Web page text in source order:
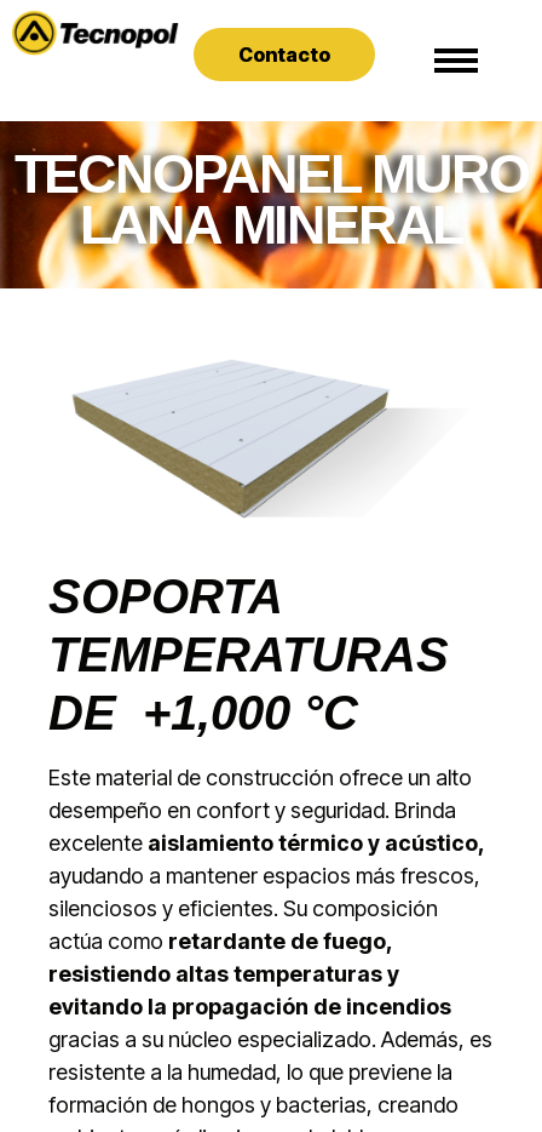
Contacto
TECNOPANEL MURO
LANA MINERAL
SOPORTA
TEMPERATURAS
DE +1,000 °C
Este material de construcción ofrece un alto
desempeño en confort y seguridad. Brinda
excelente aislamiento térmico y acústico,
ayudando a mantener espacios más frescos,
silenciosos y eficientes. Su composición
actúa como retardante de fuego,
resistiendo altas temperaturas y
evitando la propagación de incendios
gracias a su núcleo especializado. Además, es
resistente a la humedad, lo que previene la
formación de hongos y bacterias, creando